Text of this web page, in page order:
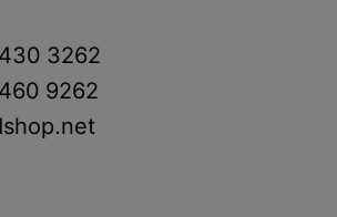
3262
9262